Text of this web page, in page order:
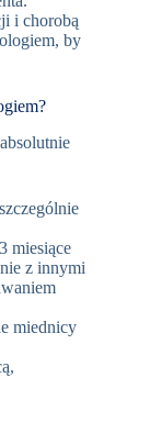
i chorobą
by
miesiące
z innymi
miednicy